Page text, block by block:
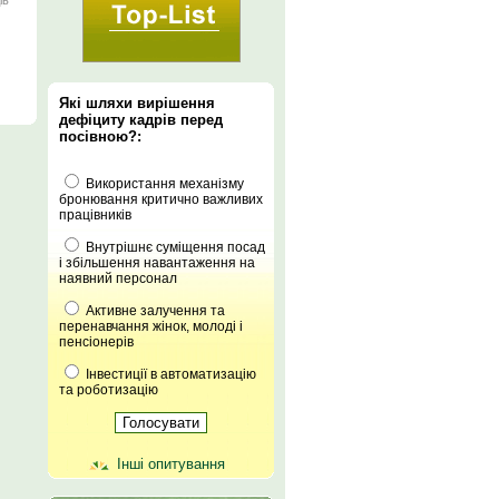
Які шляхи вирішення
дефіциту кадрів перед
посівною?:
Використання механізму
бронювання критично важливих
працівників
Внутрішнє суміщення посад
і збільшення навантаження на
наявний персонал
Активне залучення та
перенавчання жінок, молоді і
пенсіонерів
Інвестиції в автоматизацію
та роботизацію
Інші опитування